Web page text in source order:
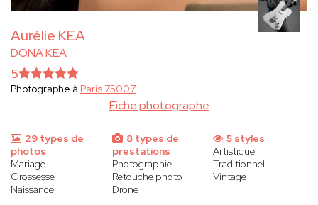
Aurélie KEA
DONA KEA
Fiche photographe
5
Photographe à Paris 75007
29 types de
photos
Mariage
Grossesse
Naissance
8 types de
prestations
Photographie
Retouche photo
Drone
5 styles
Artistique
Traditionnel
Vintage